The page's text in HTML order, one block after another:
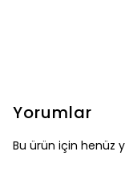
Yorumlar
Bu ürün için henüz